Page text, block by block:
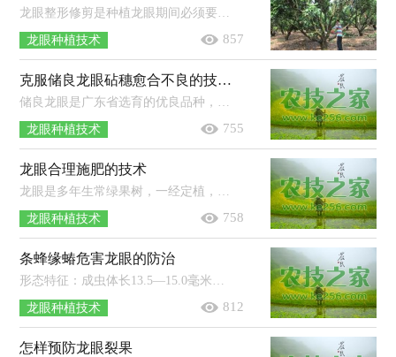
龙眼整形修剪是种植龙眼期间必须要做的工作之一，对于龙眼获得早产、稳产、优质品质有很好的保障。本文为大家详细介绍了不同时期龙...
龙眼种植技术 857
克服储良龙眼砧穗愈合不良的技术要点
储良龙眼是广东省选育的优良品种，兼有大乌圆和石硖两品种的优点，果大肉质好，市场竞争力强。随着栽培时间的延长，大部分储良龙眼果园均...
龙眼种植技术 755
龙眼合理施肥的技术
龙眼是多年生常绿果树，一经定植，根系就不断地从根域土壤中长期地有选择性地吸收某些营养元素，容易造成某些营养元素亏缺，这在生产上就...
龙眼种植技术 758
条蜂缘蝽危害龙眼的防治
形态特征：成虫体长13.5―15.0毫米，体浅棕色，头部及胸部两侧的黄色光滑斑纹组成完整的带状，有时不甚清楚。触角第1节长于第2节。前胸背...
龙眼种植技术 812
怎样预防龙眼裂果